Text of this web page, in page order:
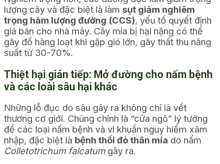
lượng cây và đặc biệt là làm sụt giảm nghiêm
trọng hàm lượng đường (CCS), yếu tố quyết định
giá bán cho nhà máy. Cây mía bị hại nặng có thể
gãy đổ hàng loạt khi gặp gió lớn, gây thất thu năng
suất từ 30-70%.
Thiệt hại gián tiếp: Mở đường cho nấm bệnh
và các loài sâu hại khác
Những lỗ đục do sâu gây ra không chỉ là vết
thương cơ giới. Chúng chính là “cửa ngõ” lý tưởng
để các loại nấm bệnh và vi khuẩn nguy hiểm xâm
nhập, đặc biệt là bệnh thối đỏ thân mía do nấm
Colletotrichum falcatumgây ra.